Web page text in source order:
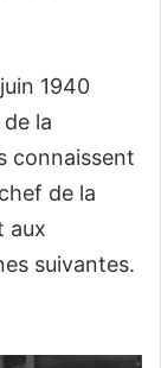
1940
la
connaissent
de la
aux
suivantes.